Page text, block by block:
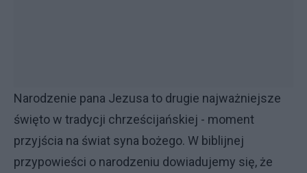
Narodzenie pana Jezusa to drugie najważniejsze
święto w tradycji chrześcijańskiej - moment
przyjścia na świat syna bożego. W biblijnej
przypowieści o narodzeniu dowiadujemy się, że